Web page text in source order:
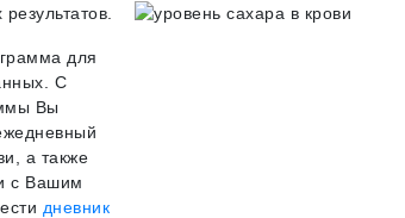
для
С
Вы
а также
с Вашим
дневник